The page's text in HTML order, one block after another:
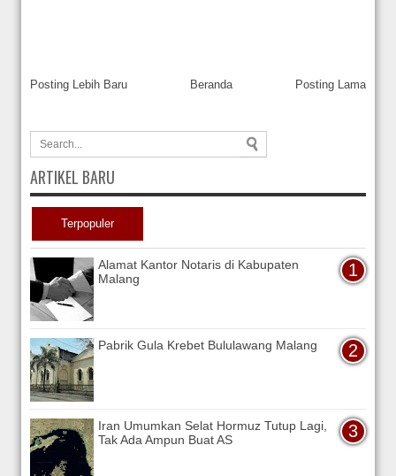
Posting Lebih Baru Posting Lama
Beranda
ARTIKEL BARU
Terpopuler
Alamat Kantor Notaris di Kabupaten
Malang
Pabrik Gula Krebet Bululawang Malang
Iran Umumkan Selat Hormuz Tutup Lagi,
Tak Ada Ampun Buat AS